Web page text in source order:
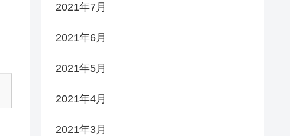
2021年7月
2021年6月
2021年5月
2021年4月
2021年3月